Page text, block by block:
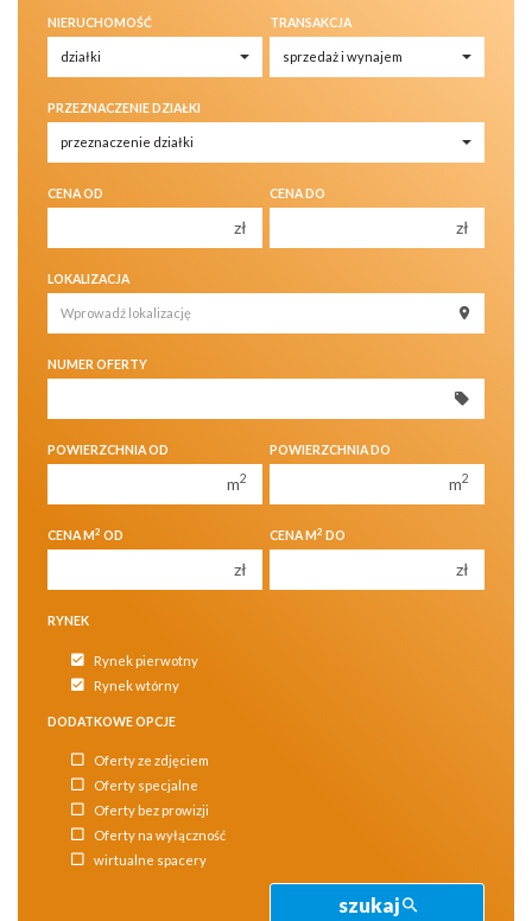
NIERUCHOMOŚĆ TRANSAKCJA
PRZEZNACZENIE DZIAŁKI
CENA OD
zł
200 000 zł
250 000 zł
300 000 zł
CENA DO
zł
200 000 zł
250 000 zł
LOKALIZACJA
NUMER OFERTY
POWIERZCHNIA OD
m2
POWIERZCHNIA DO
m2
CENA M2 OD
zł
CENA M2 DO
zł
RYNEK
Rynek pierwotny
Rynek wtórny
DODATKOWE OPCJE
Oferty ze zdjęciem
Oferty specjalne
Oferty bez prowizji
Oferty na wyłączność
wirtualne spacery
szukaj